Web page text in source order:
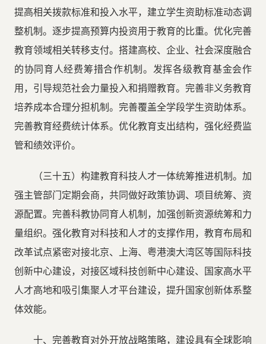
提高相关拨款标准和投入水平，建立学生资助标准动态调
整机制。逐步提高预算内投资用于教育的比重。优化完善
教育领域相关转移支付。搭建高校、企业、社会深度融合
的协同育人经费筹措合作机制。发挥各级教育基金会作
用，引导规范社会力量投入和捐赠教育。完善非义务教育
培养成本合理分担机制。完善覆盖全学段学生资助体系。
完善教育经费统计体系。优化教育支出结构，强化经费监
管和绩效评价。
（三十五）构建教育科技人才一体统筹推进机制。加
强主管部门定期会商，共同做好政策协调、项目统筹、资
源配置。完善科教协同育人机制，加强创新资源统筹和力
量组织。强化教育对科技和人才的支撑作用，教育布局和
改革试点紧密对接北京、上海、粤港澳大湾区等国际科技
创新中心建设，对接区域科技创新中心建设、国家高水平
人才高地和吸引集聚人才平台建设，提升国家创新体系整
体效能。
十、完善教育对外开放战略策略，建设具有全球影响